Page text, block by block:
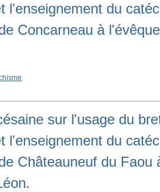
l'enseignement du
Concarneau à
sur l'usage du
l'enseignement du
Châteauneuf du Faou